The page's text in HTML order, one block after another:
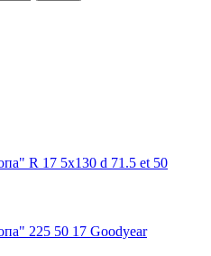
R 17 5x130 d 71.5 et 50
225 50 17 Goodyear